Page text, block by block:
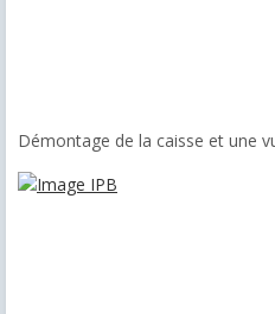
Démontage de la caisse et une